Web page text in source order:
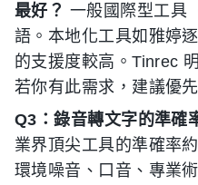
最好？ 一般國際型工具
語。本地化工具如雅婷
的支援度較高。Tinrec
若你有此需求，建議優
Q3：錄音轉文字的準確
業界頂尖工具的準確率
環境噪音、口音、專業